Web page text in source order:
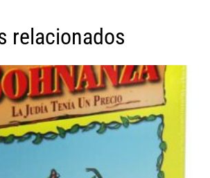
relacionados